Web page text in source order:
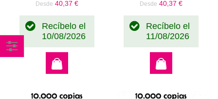
Desde 40,37 €
Recíbelo el
10/08/2026
Desde 40,37 €
Recíbelo el
11/08/2026
Comprar